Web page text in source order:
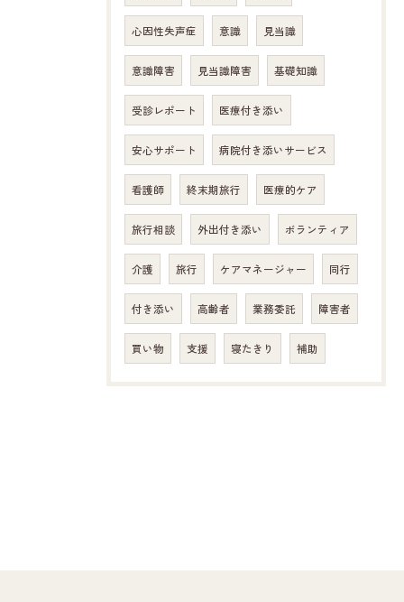
心因性失声症 意識 見当識
意識障害 見当識障害 基礎知識
受診レポート 医療付き添い
安心サポート 病院付き添いサービス
看護師 終末期旅行 医療的ケア
旅行相談 外出付き添い ボランティア
介護 旅行 ケアマネージャー 同行
付き添い 高齢者 業務委託 障害者
買い物 支援 寝たきり 補助